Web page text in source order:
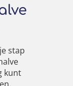
stap
kunt